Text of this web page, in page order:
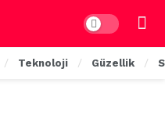
Dark mode
Teknoloji Güzellik